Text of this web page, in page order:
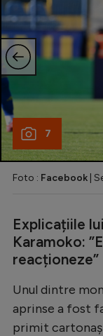
7
Foto : Facebook |
Explicațiile
Karamoko:
reacționeze”
Unul dintre
aprinse a fost
primit cartonaș